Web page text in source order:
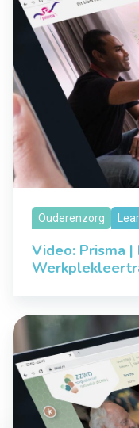
Ouderenzorg
Video: Prisma